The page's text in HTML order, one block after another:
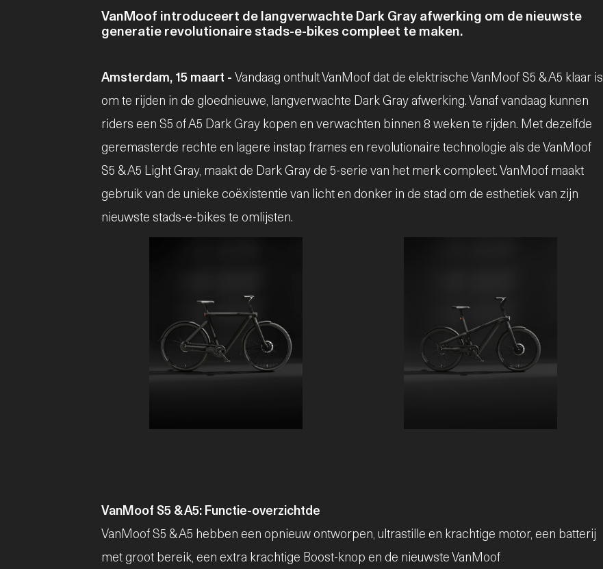
VanMoof introduceert de langverwachte Dark Gray afwerking om de nieuwste
generatie revolutionaire stads-e-bikes compleet te maken.
Amsterdam, 15 maart - Vandaag onthult VanMoof dat de elektrische VanMoof S5 & A5 klaar is
om te rijden in de gloednieuwe, langverwachte Dark Gray afwerking. Vanaf vandaag kunnen
riders een S5 of A5 Dark Gray kopen en verwachten binnen 8 weken te rijden. Met dezelfde
geremasterde rechte en lagere instap frames en revolutionaire technologie als de VanMoof
S5 & A5 Light Gray, maakt de Dark Gray de 5-serie van het merk compleet. VanMoof maakt
gebruik van de unieke coëxistentie van licht en donker in de stad om de esthetiek van zijn
nieuwste stads-e-bikes te omlijsten.
VanMoof S5 & A5: Functie-overzichtde
VanMoof S5 & A5 hebben een opnieuw ontworpen, ultrastille en krachtige motor, een batterij
met groot bereik, een extra krachtige Boost-knop en de nieuwste VanMoof